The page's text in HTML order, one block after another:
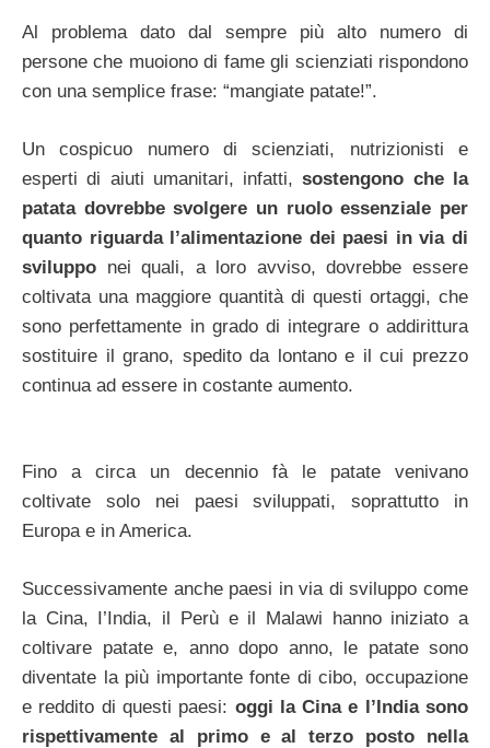
Al problema dato dal sempre più alto numero di
persone che muoiono di fame gli scienziati rispondono
con una semplice frase: “mangiate patate!”.
Un cospicuo numero di scienziati, nutrizionisti e
esperti di aiuti umanitari, infatti, sostengono che la
patata dovrebbe svolgere un ruolo essenziale per
quanto riguarda l’alimentazione dei paesi in via di
sviluppo nei quali, a loro avviso, dovrebbe essere
coltivata una maggiore quantità di questi ortaggi, che
sono perfettamente in grado di integrare o addirittura
sostituire il grano, spedito da lontano e il cui prezzo
continua ad essere in costante aumento.
Fino a circa un decennio fà le patate venivano
coltivate solo nei paesi sviluppati, soprattutto in
Europa e in America.
Successivamente anche paesi in via di sviluppo come
la Cina, I’India, il Perù e il Malawi hanno iniziato a
coltivare patate e, anno dopo anno, le patate sono
diventate la più importante fonte di cibo, occupazione
e reddito di questi paesi: oggi la Cina e l’India sono
rispettivamente al primo e al terzo posto nella